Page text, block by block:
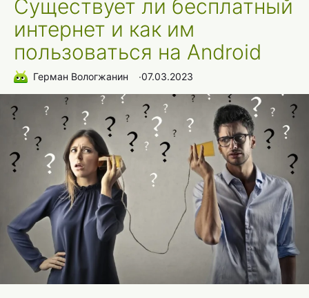
Существует ли бесплатный
интернет и как им
пользоваться на Android
Герман Вологжанин ∙07.03.2023